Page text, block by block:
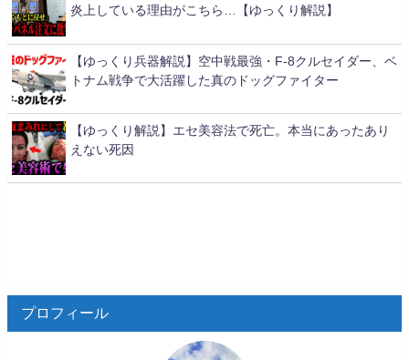
炎上している理由がこちら…【ゆっくり解説】
【ゆっくり兵器解説】空中戦最強・F-8クルセイダー、ベ
トナム戦争で大活躍した真のドッグファイター
【ゆっくり解説】エセ美容法で死亡。本当にあったあり
えない死因
プロフィール